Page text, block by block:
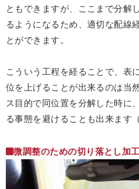
ともできますが、ここまで分解
るようになるため、適切な配線
とができます。
こういう工程を経ることで、表
位を上げることが出来るのは当
ス目的で同位置を分解した時に
る事態を避けることも出来ます
微調整のための切り落とし加工